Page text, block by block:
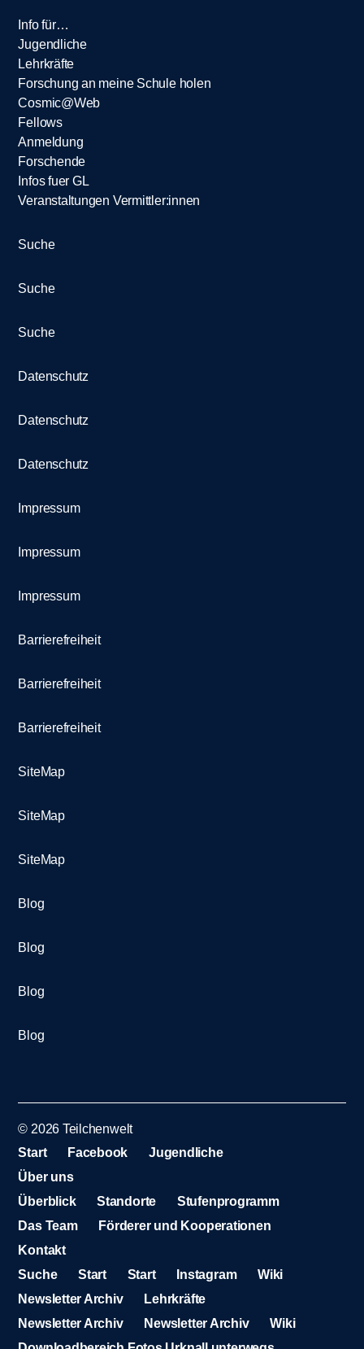
Info für…
Jugendliche
Lehrkräfte
Forschung an meine Schule holen
Cosmic@Web
Fellows
Anmeldung
Forschende
Infos fuer GL
Veranstaltungen Vermittler:innen
Suche
Suche
Suche
Datenschutz
Datenschutz
Datenschutz
Impressum
Impressum
Impressum
Barrierefreiheit
Barrierefreiheit
Barrierefreiheit
SiteMap
SiteMap
SiteMap
Blog
Blog
Blog
Blog
© 2026 Teilchenwelt
Start
Facebook
Jugendliche
Über uns
Überblick
Standorte
Stufenprogramm
Das Team
Förderer und Kooperationen
Kontakt
Suche
Start Start Instagram
Wiki
Newsletter Archiv
Lehrkräfte
Newsletter Archiv
Newsletter Archiv
Wiki